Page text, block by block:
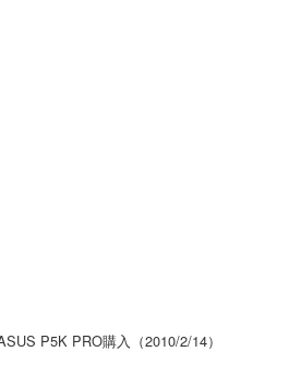
P5K PRO購入（2010/2/14）